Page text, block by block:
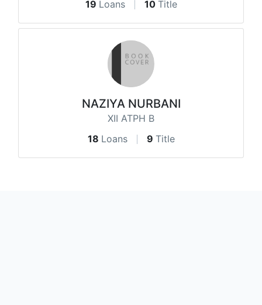
19 Loans 10 Title
NAZIYA NURBANI
XII ATPH B
18 Loans 9 Title